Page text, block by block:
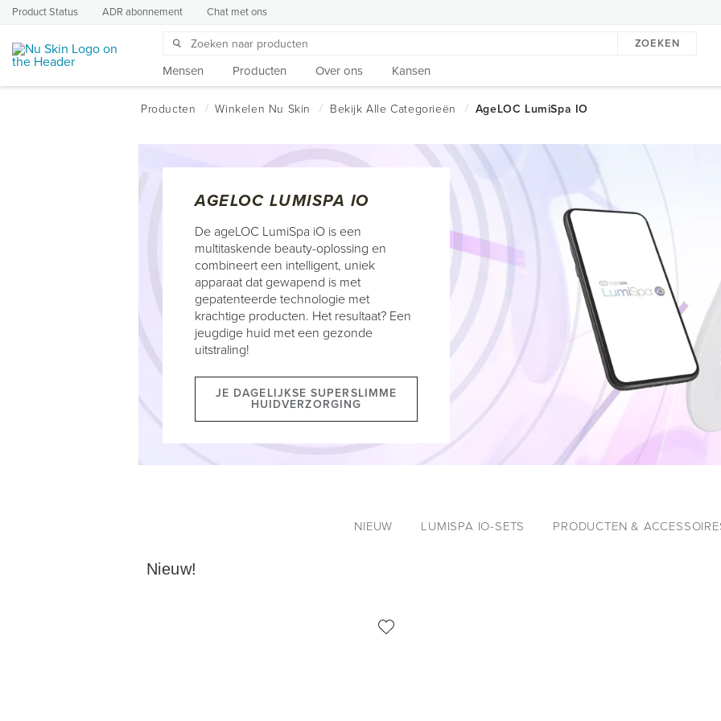
Product Status ADR abonnement Chat met ons
ZOEKEN
Mensen Producten Over ons Kansen
AGELOC LUMISPA IO
De ageLOC LumiSpa iO is een
multitaskende beauty-oplossing en
combineert een intelligent, uniek
apparaat dat gewapend is met
gepatenteerde technologie met
krachtige producten. Het resultaat? Een
jeugdige huid met een gezonde
uitstraling!
JE DAGELIJKSE SUPERSLIMME
HUIDVERZORGING
NIEUW LUMISPA IO-SETS PRODUCTEN &
Nieuw!